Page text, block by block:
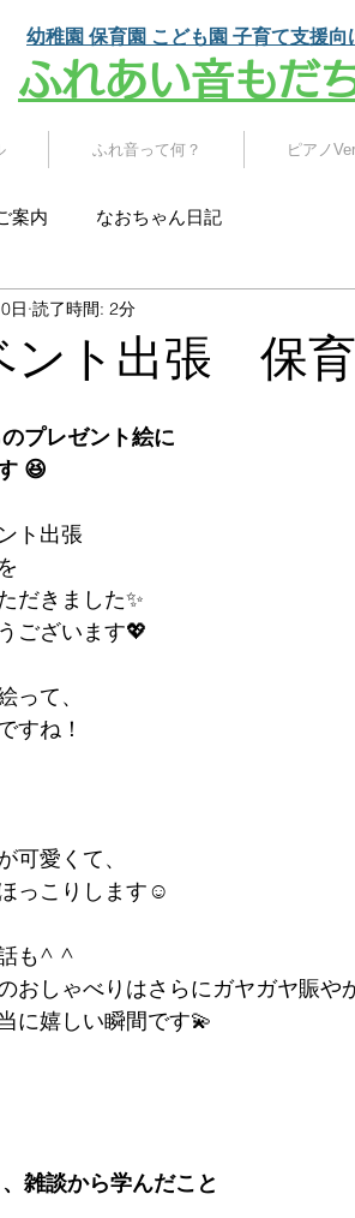
幼稚園 保育園 こども園 子育て支援向
ふれあい音もだ
ふれ音って何？ ピアノ
案内 なおちゃん日記
ント出張 保
日 読了時間: 2分
プレゼント絵に
😆
ト出張
だきました✨
ございます💖
って、
すね！
可愛くて、
っこりします☺️
も^ ^
おしゃべりはさらにガヤガヤ賑や
に嬉しい瞬間です💫
雑談から学んだこと